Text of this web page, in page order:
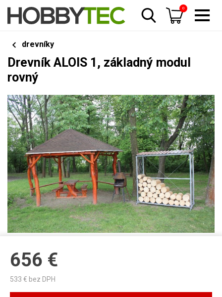
0
drevníky
Drevník ALOIS 1, základný modul
rovný
656 €
533 € bez DPH